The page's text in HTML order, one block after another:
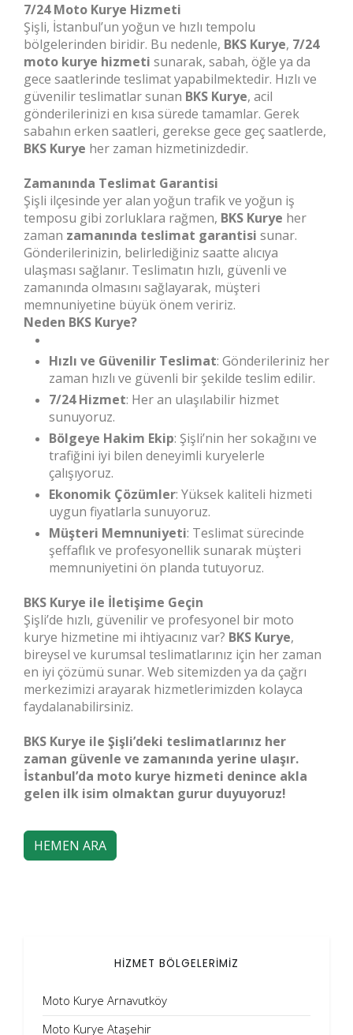
7/24 Moto Kurye Hizmeti
Şişli, İstanbul’un yoğun ve hızlı tempolu
bölgelerinden biridir. Bu nedenle, BKS Kurye, 7/24
moto kurye hizmeti sunarak, sabah, öğle ya da
gece saatlerinde teslimat yapabilmektedir. Hızlı ve
güvenilir teslimatlar sunan BKS Kurye, acil
gönderilerinizi en kısa sürede tamamlar. Gerek
sabahın erken saatleri, gerekse gece geç saatlerde,
BKS Kurye her zaman hizmetinizdedir.
Zamanında Teslimat Garantisi
Şişli ilçesinde yer alan yoğun trafik ve yoğun iş
temposu gibi zorluklara rağmen, BKS Kurye her
zaman zamanında teslimat garantisi sunar.
Gönderilerinizin, belirlediğiniz saatte alıcıya
ulaşması sağlanır. Teslimatın hızlı, güvenli ve
zamanında olmasını sağlayarak, müşteri
memnuniyetine büyük önem veririz.
Neden BKS Kurye?
Hızlı ve Güvenilir Teslimat: Gönderileriniz her
zaman hızlı ve güvenli bir şekilde teslim edilir.
7/24 Hizmet: Her an ulaşılabilir hizmet
sunuyoruz.
Bölgeye Hakim Ekip: Şişli’nin her sokağını ve
trafiğini iyi bilen deneyimli kuryelerle
çalışıyoruz.
Ekonomik Çözümler: Yüksek kaliteli hizmeti
uygun fiyatlarla sunuyoruz.
Müşteri Memnuniyeti: Teslimat sürecinde
şeffaflık ve profesyonellik sunarak müşteri
memnuniyetini ön planda tutuyoruz.
BKS Kurye ile İletişime Geçin
Şişli’de hızlı, güvenilir ve profesyonel bir moto
kurye hizmetine mi ihtiyacınız var? BKS Kurye,
bireysel ve kurumsal teslimatlarınız için her zaman
en iyi çözümü sunar. Web sitemizden ya da çağrı
merkezimizi arayarak hizmetlerimizden kolayca
faydalanabilirsiniz.
BKS Kurye ile Şişli’deki teslimatlarınız her
zaman güvenle ve zamanında yerine ulaşır.
İstanbul’da moto kurye hizmeti denince akla
gelen ilk isim olmaktan gurur duyuyoruz!
HEMEN ARA
HİZMET BÖLGELERİMİZ
Moto Kurye Arnavutköy
Moto Kurye Ataşehir